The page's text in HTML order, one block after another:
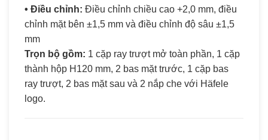
• Điều chỉnh: Điều chỉnh chiều cao +2,0 mm, điều
chỉnh mặt bên ±1,5 mm và điều chỉnh độ sâu ±1,5
mm
Trọn bộ gồm: 1 cặp ray trượt mở toàn phần, 1 cặp
thành hộp H120 mm, 2 bas mặt trước, 1 cặp bas
ray trượt, 2 bas mặt sau và 2 nắp che với Häfele
logo.